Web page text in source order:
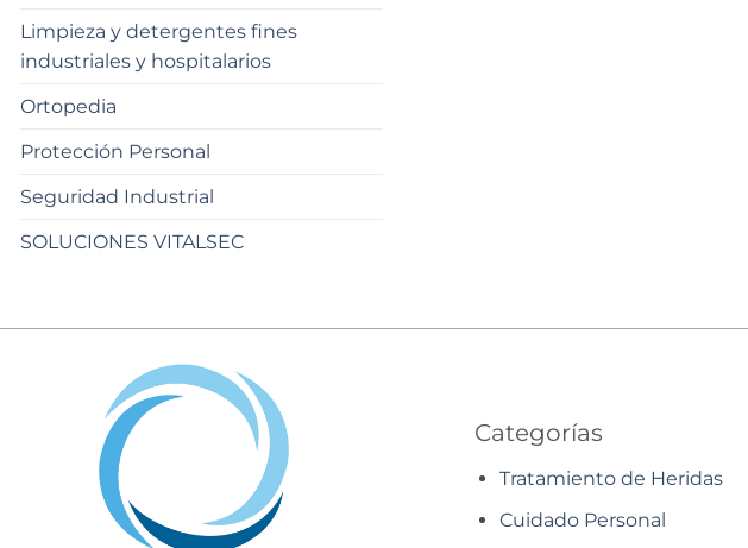
Limpieza y detergentes fines
industriales y hospitalarios
Ortopedia
Protección Personal
Seguridad Industrial
SOLUCIONES VITALSEC
Categorías
Tratamiento de Heridas
Cuidado Personal